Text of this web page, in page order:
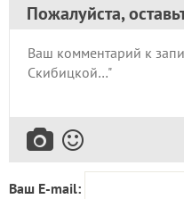
Пожалуйста,
Ваш E-mail: